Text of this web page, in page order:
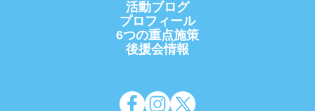
活動ブログ
プロフィール
6つの重点施策
後援会情報